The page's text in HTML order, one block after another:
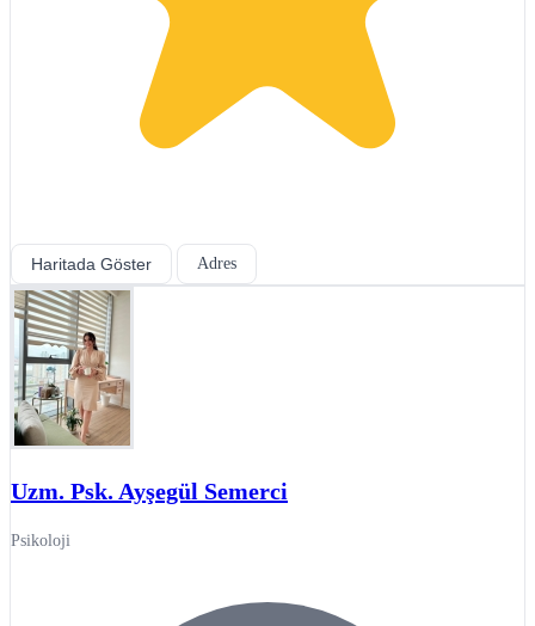
Haritada Göster Adres
Uzm. Psk. Ayşegül Semerci
Psikoloji